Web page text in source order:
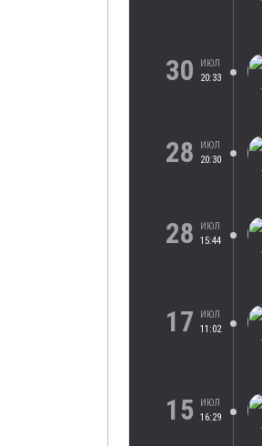
30
ИЮЛ
20:33
28
ИЮЛ
20:30
28
ИЮЛ
15:44
17
ИЮЛ
11:02
15
ИЮЛ
16:29